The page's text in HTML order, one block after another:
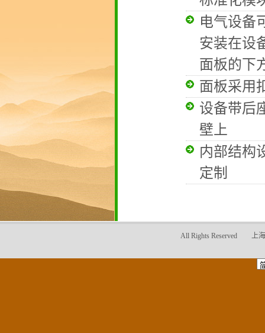
电气设备
安装在设
面板的下
面板采用
设备带后
壁上
内部结构
定制
All Rights Reserved 上